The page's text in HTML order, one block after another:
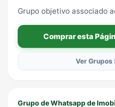
Vídeos
Grupo objetivo associado
Comprar esta
Ver Grupos
Grupo de Whatsapp de